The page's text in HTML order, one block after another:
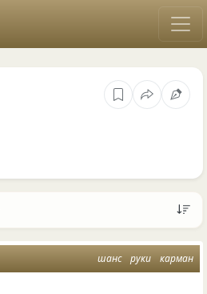
шанс руки карман